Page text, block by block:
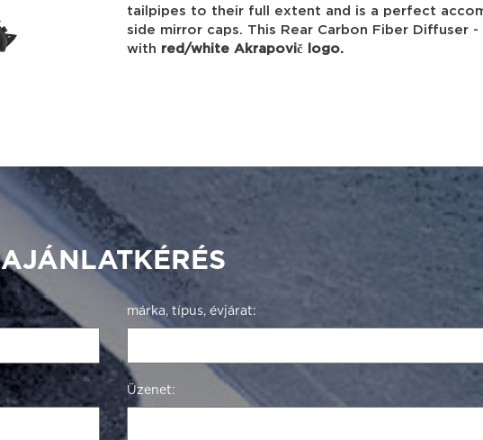
tailpipes to their full extent and is a perfect
side mirror caps. This Rear Carbon Fiber Diffuser -
with red/white Akrapovič logo.
AJÁNLATKÉRÉS
márka, típus, évjárat:
Üzenet: